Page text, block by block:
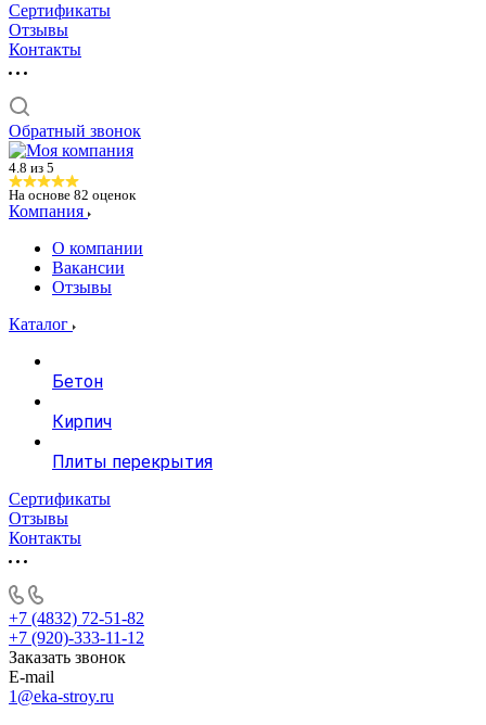
Сертификаты
Отзывы
Контакты
Обратный звонок
4.8 из 5
На основе 82 оценок
Компания
О компании
Вакансии
Отзывы
Каталог
Бетон
Кирпич
Плиты перекрытия
Сертификаты
Отзывы
Контакты
+7 (4832) 72-51-82
+7 (920)-333-11-12
Заказать звонок
E-mail
1@eka-stroy.ru